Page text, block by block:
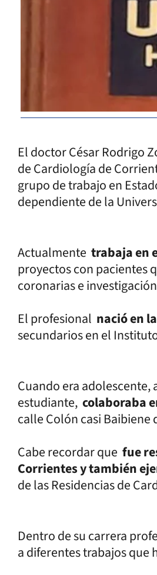
El doctor César Rodrigo
de Cardiología de
grupo de trabajo en
dependiente de la
Actualmente trabaja en
proyectos con pacientes
coronarias e
El profesional nació en
secundarios en el
Cuando era
estudiante, colaboraba
calle Colón casi Baibiene
Cabe recordar que fue
Corrientes y también
de las Residencias de
Dentro de su carrera
a diferentes trabajos que